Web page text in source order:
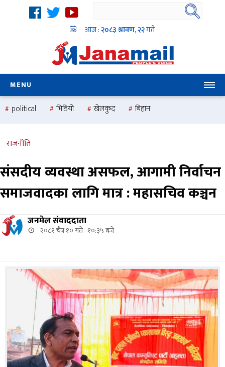
आज :२०८३ श्रावण, २२गते
MENU
political भिडियो खेलकुद
बिहान
national
राजनीति
संसदीय व्यवस्था असफल, आगामी निर्वाचन
समाजवादका लागि मात्र : महासचिव कञ्चन
जनमेल संवाददाता
२०८१ चैत्र १० गते १०:३५ बजे